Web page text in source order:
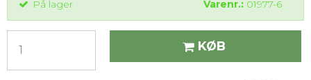
På lager Varenr.: 01977-6
KØB